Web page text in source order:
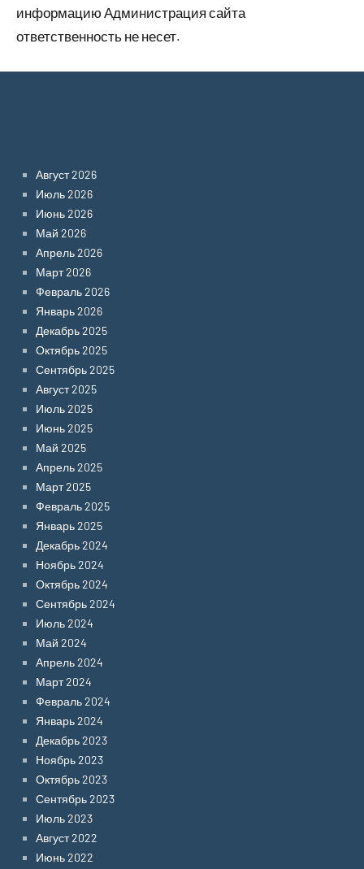
информацию Администрация сайта
ответственность не несет.
Август 2026
Июль 2026
Июнь 2026
Май 2026
Апрель 2026
Март 2026
Февраль 2026
Январь 2026
Декабрь 2025
Октябрь 2025
Сентябрь 2025
Август 2025
Июль 2025
Июнь 2025
Май 2025
Апрель 2025
Март 2025
Февраль 2025
Январь 2025
Декабрь 2024
Ноябрь 2024
Октябрь 2024
Сентябрь 2024
Июль 2024
Май 2024
Апрель 2024
Март 2024
Февраль 2024
Январь 2024
Декабрь 2023
Ноябрь 2023
Октябрь 2023
Сентябрь 2023
Июль 2023
Август 2022
Июнь 2022